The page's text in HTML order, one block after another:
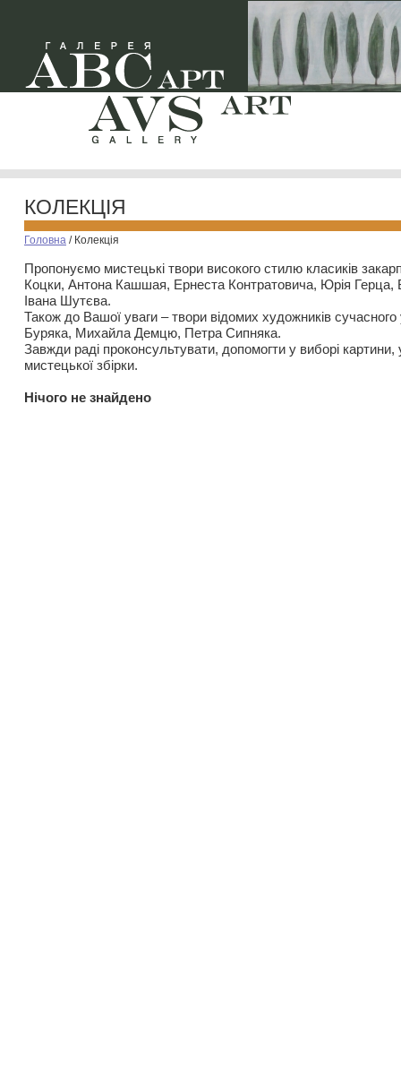
КОЛЕКЦІЯ
Головна / Колекція
Пропонуємо мистецькі твори високого стилю класиків
Коцки, Антона Кашшая, Ернеста Контратовича, Юрія
Івана Шутєва.
Також до Вашої уваги – твори відомих художників
Буряка, Михайла Демцю, Петра Сипняка.
Завжди раді проконсультувати, допомогти у виборі картини,
мистецької збірки.
Нiчого не знайдено